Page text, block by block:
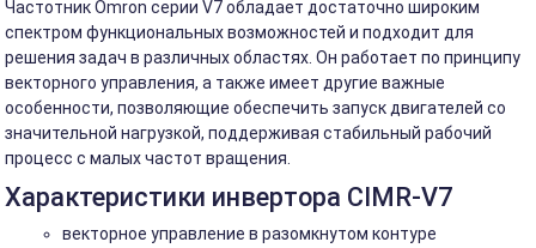
Частотник Omron серии V7 обладает достаточно широким
спектром функциональных возможностей и подходит для
решения задач в различных областях. Он работает по принципу
векторного управления, а также имеет другие важные
особенности, позволяющие обеспечить запуск двигателей со
значительной нагрузкой, поддерживая стабильный рабочий
процесс с малых частот вращения.
Характеристики инвертора CIMR-V7
векторное управление в разомкнутом контуре